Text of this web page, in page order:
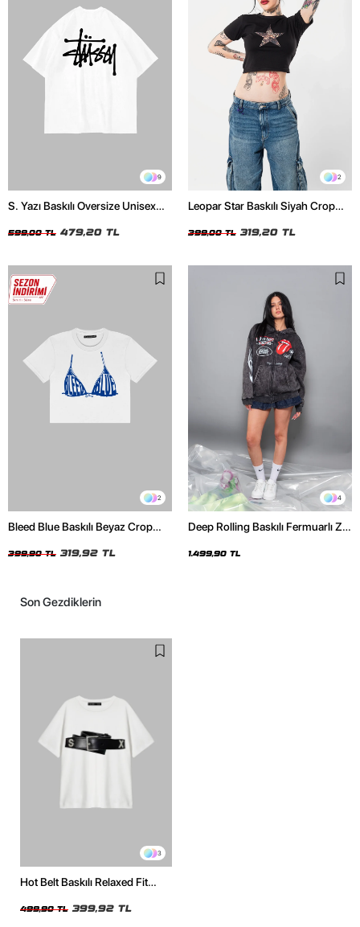
9
S. Yazı Baskılı Oversize Unisex
599,00 TL 479,20 TL
2
Leopar Star Baskılı Siyah Crop
399,00 TL 319,20 TL
2
Bleed Blue Baskılı Beyaz Crop
399,90 TL 319,92 TL
4
Deep Rolling Baskılı Fermuarlı Zip
Sweatshirt
1.499,90 TL
Son Gezdiklerin
3
Hot Belt Baskılı Relaxed Fit
499,90 TL 399,92 TL